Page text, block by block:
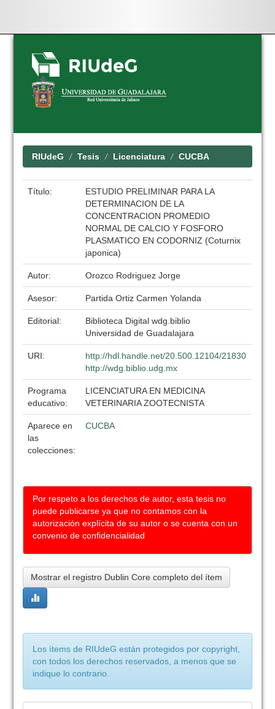
Skip
navigation
RIUdeG Tesis Licenciatura CUCBA
Título:
ESTUDIO PRELIMINAR PARA LA
DETERMINACION DE LA
CONCENTRACION PROMEDIO
NORMAL DE CALCIO Y FOSFORO
PLASMATICO EN CODORNIZ (Coturnix
japonica)
Autor: Orozco Rodriguez Jorge
Asesor: Partida Ortiz Carmen Yolanda
Editorial:
Biblioteca Digital wdg.biblio
Universidad de Guadalajara
URI:
http://hdl.handle.net/20.500.12104/21830
http://wdg.biblio.udg.mx
Programa
educativo:
LICENCIATURA EN MEDICINA
VETERINARIA ZOOTECNISTA
Aparece en
las
colecciones:
CUCBA
Por respeto a los derechos de autor, esta tesis no
puede publicarse ya que no contamos con la
autorización explícita de su autor o se cuenta con un
convenio de confidencialidad
Mostrar el registro Dublin Core completo del ítem
Los ítems de RIUdeG están protegidos por copyright,
con todos los derechos reservados, a menos que se
indique lo contrario.